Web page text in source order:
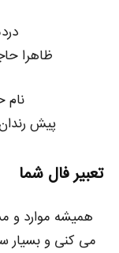
ظاهرا
نام
پیش
تعبیر فال شما
همیشه موارد و
می کنی و بسیار